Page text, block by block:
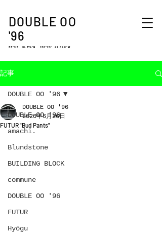
DOUBLE OO
'96
33°35′ 10.774″N 130°23′ 42.048″W
記事
DOUBLE OO '96
amachi.
Blundstone
BUILDING BLOCK
commune
DOUBLE OO '96
FUTUR
Hyōgu
DOUBLE OO '96
FUTUR "Bud Pants"
DOUBLE OO '96
2020年6月26日